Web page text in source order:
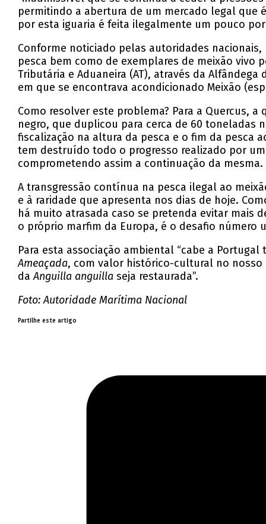
permitindo a abertura de um mercado legal que
por esta iguaria é feita ilegalmente um pouco
Conforme noticiado pelas autoridades
pesca bem como de exemplares de meixão vivo
Tributária e Aduaneira (AT), através da
em que se encontrava acondicionado Meixão
Como resolver este problema? Para a Quercus,
negro, que duplicou para cerca de 60 toneladas
fiscalização na altura da pesca e o fim da pesca
tem destruído todo o progresso realizado por
comprometendo assim a continuação da mesma.
A transgressão contínua na pesca ilegal ao
e à raridade que apresenta nos dias de hoje.
há muito atrasada caso se pretenda evitar mais
o próprio marfim da Europa, é o desafio número
Para esta associação ambiental “cabe a
Ameaçada, com valor histórico-cultural no nosso
daAnguilla anguilla seja restaurada”.
Foto: Autoridade Marítima Nacional
Partilhe este artigo